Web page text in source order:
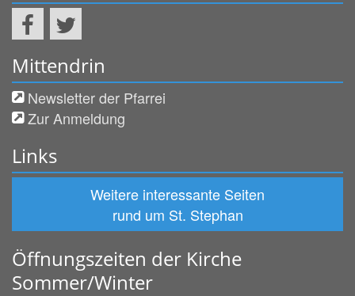
Mittendrin
Newsletter der Pfarrei
Zur Anmeldung
Links
Weitere interessante Seiten
rund um St. Stephan
Öffnungszeiten der Kirche
Sommer/Winter